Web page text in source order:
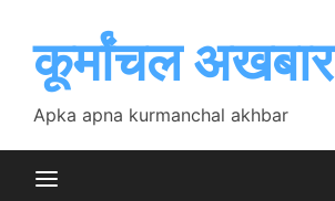
contentकूर्मांचल अखबार
Apka apna kurmanchal akhbar